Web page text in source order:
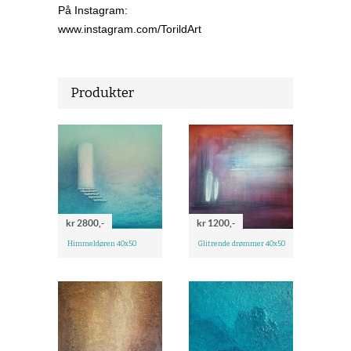
På Instagram:
www.instagram.com/TorildArt
Produkter
kr 2800,-
Himmeldøren 40x50
kr 1200,-
Glitrende drømmer 40x50